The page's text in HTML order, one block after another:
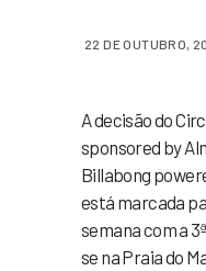
22 DE OUTUBRO,
A decisão do
sponsored by
Billabong
está marcada
semana com a
se na Praia do